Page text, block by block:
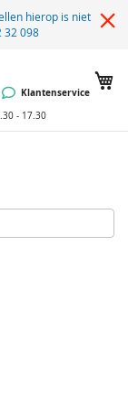
hierop is niet
32 098
Klantenservice
- 17.30